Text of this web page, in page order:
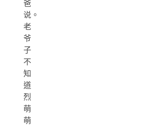
爸
说。
老
爷
子
不
知
道
烈
萌
萌